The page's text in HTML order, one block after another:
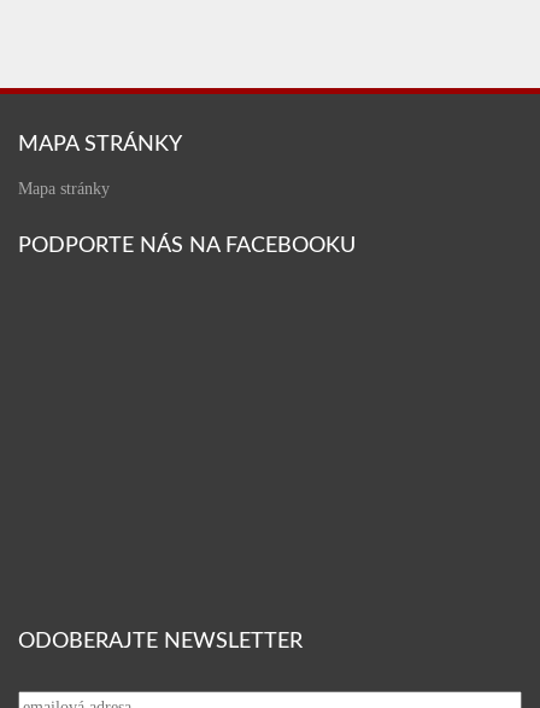
MAPA STRÁNKY
Mapa stránky
PODPORTE NÁS NA FACEBOOKU
ODOBERAJTE NEWSLETTER